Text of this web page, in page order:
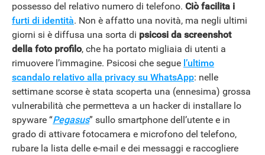
possesso del relativo numero di telefono. Ciò facilita i
furti di identità. Non è affatto una novità, ma negli ultimi
giorni si è diffusa una sorta di psicosi da screenshot
della foto profilo, che ha portato migliaia di utenti a
rimuovere l’immagine. Psicosi che segue l’ultimo
scandalo relativo alla privacy su WhatsApp: nelle
settimane scorse è stata scoperta una (ennesima) grossa
vulnerabilità che permetteva a un hacker di installare lo
spyware “Pegasus” sullo smartphone dell’utente e in
grado di attivare fotocamera e microfono del telefono,
rubare la lista delle e-mail e dei messaggi e raccogliere